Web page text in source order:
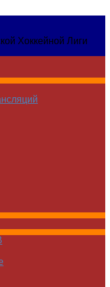
Хоккейной Лиги